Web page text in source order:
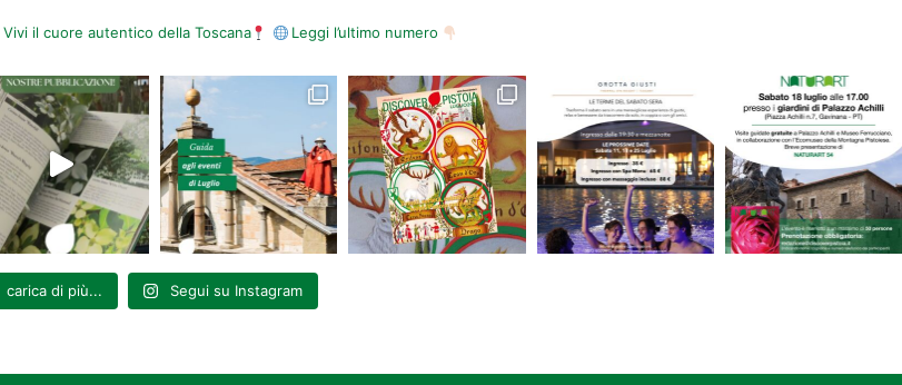
il cuore autentico della Toscana Leggi l’ultimo numero
carica di più... Segui su Instagram